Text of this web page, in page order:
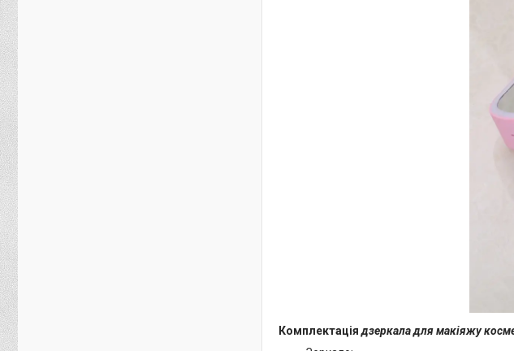
Комплектаціядзеркала для макіяжу